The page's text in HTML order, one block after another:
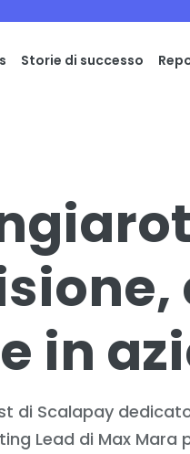
Storie di successo
in
di Scalapay
Lead di Max